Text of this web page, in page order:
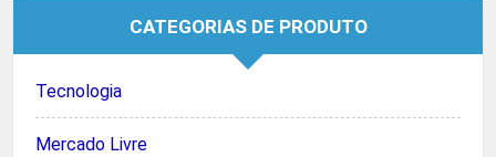
CATEGORIAS DE PRODUTO
Tecnologia
Mercado Livre